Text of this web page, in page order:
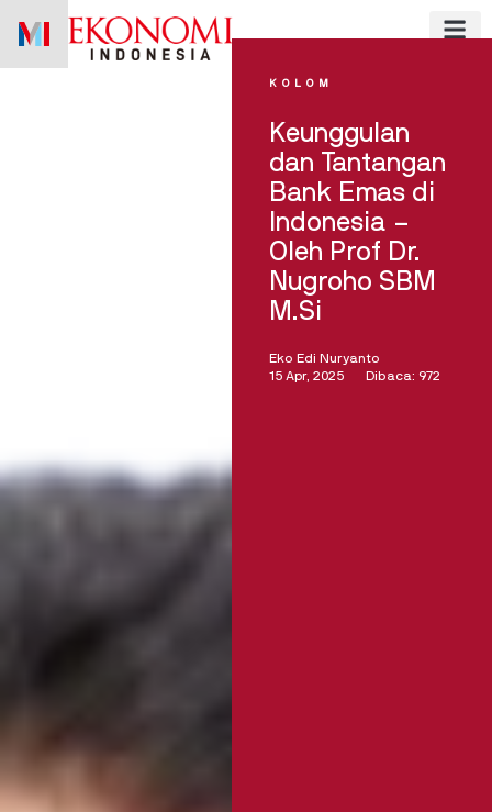
KOLOM
Keunggulan
dan Tantangan
Bank Emas di
Indonesia –
Oleh Prof Dr.
Nugroho SBM
M.Si
Eko Edi Nuryanto
15 Apr, 2025
Dibaca: 972